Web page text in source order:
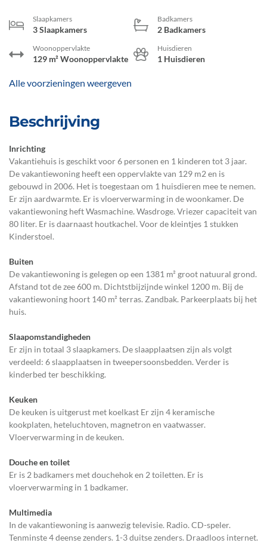
Slaapkamers
3 Slaapkamers
Badkamers
2 Badkamers
Woonoppervlakte
129 m² Woonoppervlakte
Huisdieren
1 Huisdieren
Alle voorzieningen weergeven
Beschrijving
Inrichting
Vakantiehuis is geschikt voor 6 personen en 1 kinderen tot 3 jaar.
De vakantiewoning heeft een oppervlakte van 129 m2 en is
gebouwd in 2006. Het is toegestaan om 1 huisdieren mee te nemen.
Er zijn aardwarmte. Er is vloerverwarming in de woonkamer. De
vakantiewoning heft Wasmachine. Wasdroge. Vriezer capaciteit van
80 liter. Er is daarnaast houtkachel. Voor de kleintjes 1 stukken
Kinderstoel.
Buiten
De vakantiewoning is gelegen op een 1381 m² groot natuural grond.
Afstand tot de zee 600 m. Dichtstbijzijnde winkel 1200 m. Bij de
vakantiewoning hoort 140 m² terras. Zandbak. Parkeerplaats bij het
huis.
Slaapomstandigheden
Er zijn in totaal 3 slaapkamers. De slaapplaatsen zijn als volgt
verdeeld: 6 slaapplaatsen in tweepersoonsbedden. Verder is
kinderbed ter beschikking.
Keuken
De keuken is uitgerust met koelkast Er zijn 4 keramische
kookplaten, heteluchtoven, magnetron en vaatwasser.
Vloerverwarming in de keuken.
Douche en toilet
Er is 2 badkamers met douchehok en 2 toiletten. Er is
vloerverwarming in 1 badkamer.
Multimedia
In de vakantiewoning is aanwezig televisie. Radio. CD-speler.
Tenminste 4 deense zenders. 1-3 duitse zenders. Draadloos internet.